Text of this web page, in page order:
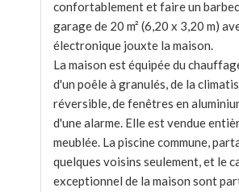
confortablement et faire un
garage de 20 m² (6,20 x 3,20 m)
électronique jouxte la maison.
La maison est équipée du
d'un poêle à granulés, de la
réversible, de fenêtres en
d'une alarme. Elle est vendue
meublée. La piscine commune,
quelques voisins seulement, et le
exceptionnel de la maison sont